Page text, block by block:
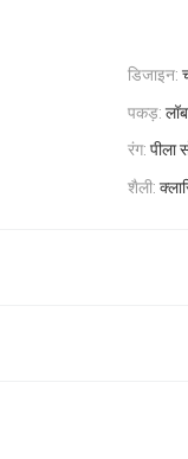
डिजाइन:
पकड़:
रंग: पीला
शैली: